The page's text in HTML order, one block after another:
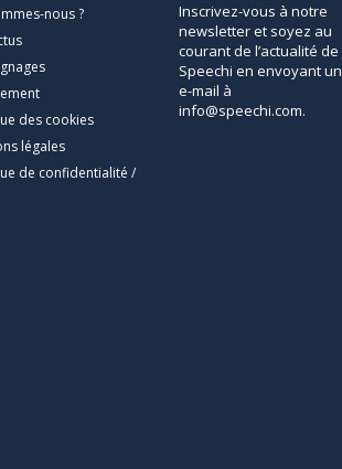
nous ?
des cookies
légales
de confidentialité /
Inscrivez-vous à notre
newsletter et soyez au
courant de l’actualité de
Speechi en envoyant un
e-mail à
info@speechi.com.